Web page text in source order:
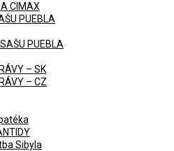
CIMAX
PUEBLA
PUEBLA
– SK
– CZ
Sibyla